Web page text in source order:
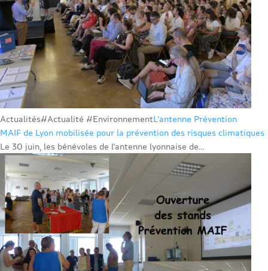
Actualités#Actualité #EnvironnementL’antenne Prévention
MAIF de Lyon mobilisée pour la prévention des risques climatiques
Le 30 juin, les bénévoles de l’antenne lyonnaise de...